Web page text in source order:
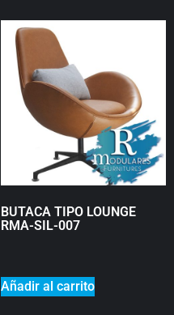
BUTACA TIPO LOUNGE
RMA-SIL-007
Añadir al carrito